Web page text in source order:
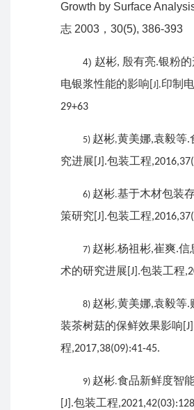
Growth by Surface
志 2003 ， 30(5), 386-393
4) 赵彬, 殷有亮.银粉
电银浆性能的影响 J].印制
29+63
5) 赵彬,黄美娜,袁毅等.
究进展 [J].包装工程
6) 赵彬.基于木材包装
策研究 [J].包装工程
7) 赵彬,杨祖彬,崔爽.信
术的研究进展 [J].包装工程
8) 赵彬,黄美娜,袁毅等.
装茶树菇的保鲜效果影响
程,2017,38(09):41-45.
9) 赵彬.食品新鲜度智
[J].包装工程